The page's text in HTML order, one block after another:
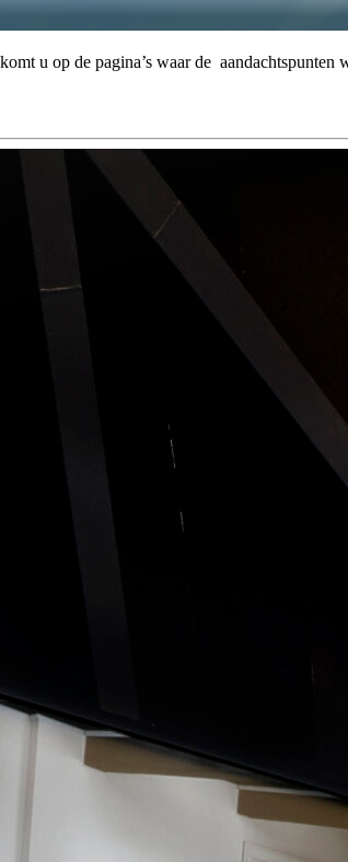
u op de pagina’s waar de